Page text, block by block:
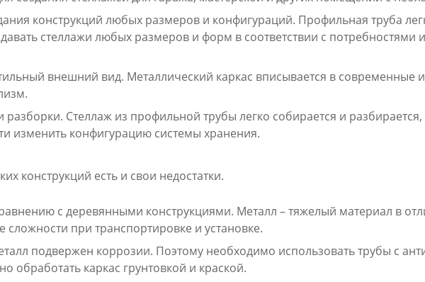
конструкций любых размеров и конфигураций. Профильная труба
стеллажи любых размеров и форм в соответствии с потребностями
внешний вид. Металлический каркас вписывается в современные
разборки. Стеллаж из профильной трубы легко собирается и
изменить конфигурацию системы хранения.
конструкций есть и свои недостатки.
с деревянными конструкциями. Металл – тяжелый материал в
сложности при транспортировке и установке.
подвержен коррозии. Поэтому необходимо использовать трубы с
обработать каркас грунтовкой и краской.